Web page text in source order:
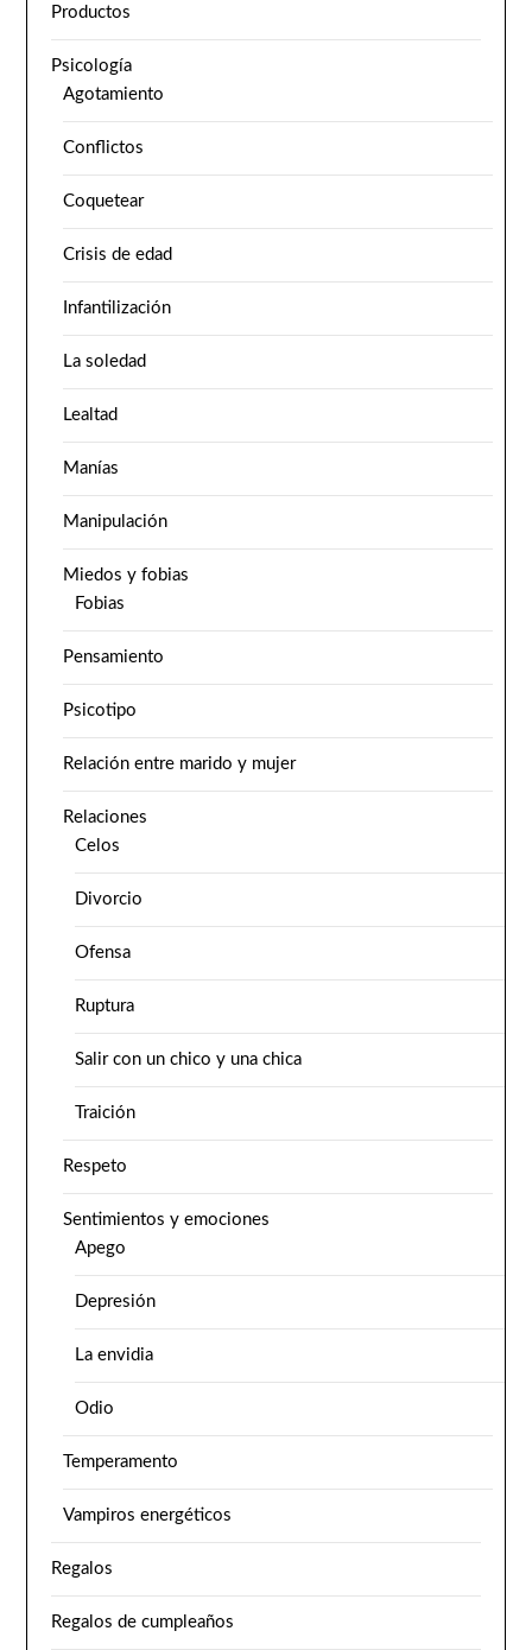
Productos
Psicología
Agotamiento
Conflictos
Coquetear
Crisis de edad
Infantilización
La soledad
Lealtad
Manías
Manipulación
Miedos y fobias
Fobias
Pensamiento
Psicotipo
Relación entre marido y mujer
Relaciones
Celos
Divorcio
Ofensa
Ruptura
Salir con un chico y una chica
Traición
Respeto
Sentimientos y emociones
Apego
Depresión
La envidia
Odio
Temperamento
Vampiros energéticos
Regalos
Regalos de cumpleaños